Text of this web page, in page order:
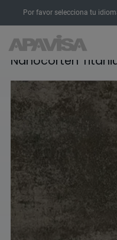
Por favor selecciona tu
Nanocorten